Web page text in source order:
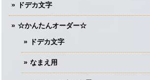
ドデカ文字
☆かんたんオーダー☆
ドデカ文字
なまえ用